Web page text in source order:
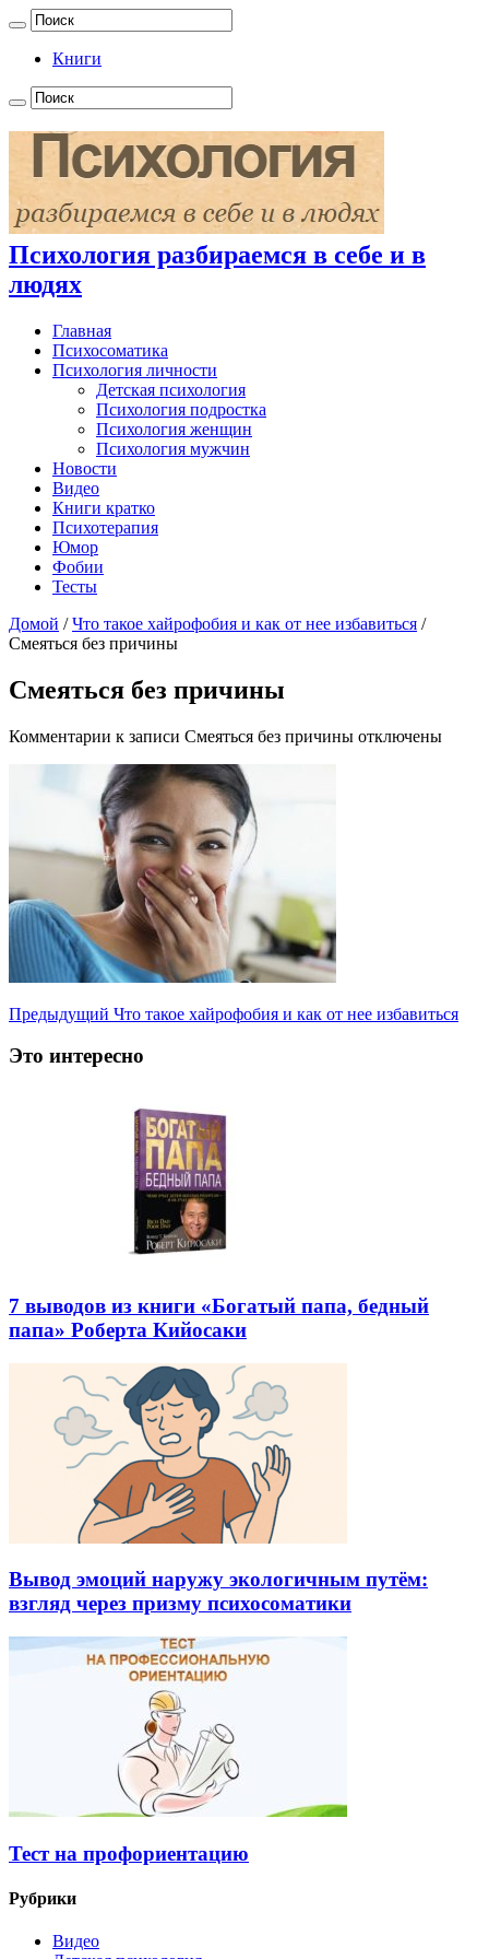
Книги
Психология разбираемся в себе и в
людях
Главная
Психосоматика
Психология личности
Детская психология
Психология подростка
Психология женщин
Психология мужчин
Новости
Видео
Книги кратко
Психотерапия
Юмор
Фобии
Тесты
Домой / Что такое хайрофобия и как от нее избавиться /
Смеяться без причины
Смеяться без причины
Комментарии к записи Смеяться без причины отключены
Предыдущий Что такое хайрофобия и как от нее избавиться
Это интересно
7 выводов из книги «Богатый папа, бедный
папа» Роберта Кийосаки
Вывод эмоций наружу экологичным путём:
взгляд через призму психосоматики
Тест на профориентацию
Рубрики
Видео